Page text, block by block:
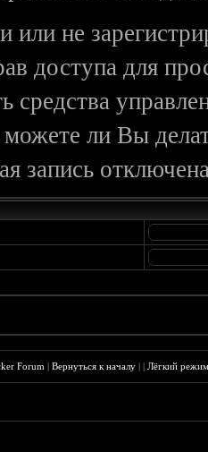
или не
доступа для
средства
ли Вы
запись
Forum |Вернуться к началу ||Лёгкий